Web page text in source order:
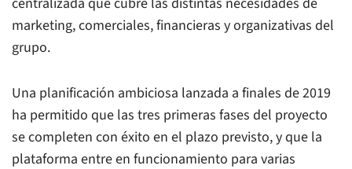
marketing, comerciales, financieras y organizativas del
grupo.
Una planificación ambiciosa lanzada a finales de 2019
ha permitido que las tres primeras fases del proyecto
se completen con éxito en el plazo previsto, y que la
plataforma entre en funcionamiento para varias